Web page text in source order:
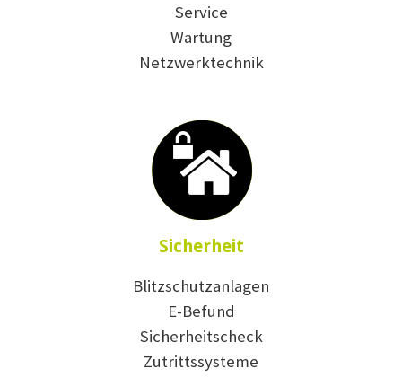
Service
Wartung
Netzwerktechnik
Sicherheit
Blitzschutzanlagen
E-Befund
Sicherheitscheck
Zutrittssysteme